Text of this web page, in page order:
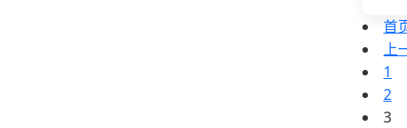
首
上
1
2
3